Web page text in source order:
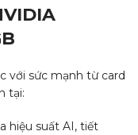
với sức mạnh từ card
tại:
hiệu suất AI, tiết